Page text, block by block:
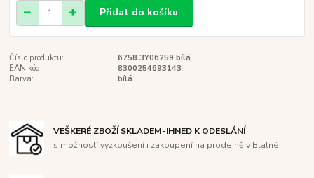
Přidat do košíku
Číslo produktu:
6758 3Y06259 bílá
EAN kód:
8300254693143
Barva:
bílá
VEŠKERÉ ZBOŽÍ SKLADEM-IHNED K ODESLÁNÍ
s možností vyzkoušení i zakoupení na prodejně v Blatné